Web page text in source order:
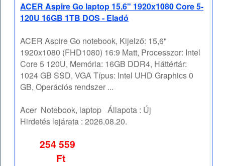
ACER Aspire Go laptop 15.6" 1920x1080 Core 5-
120U 16GB 1TB DOS - Eladó
ACER Aspire Go notebook, Kijelző: 15,6"
1920x1080 (FHD1080) 16:9 Matt, Processzor: Intel
Core 5 120U, Memória: 16GB DDR4, Háttértár:
1024 GB SSD, VGA Típus: Intel UHD Graphics 0
GB, Operációs rendszer ...
Acer Notebook, laptop Állapota : Új
Hirdetés lejárata :2026.08.20.
254 559
Ft